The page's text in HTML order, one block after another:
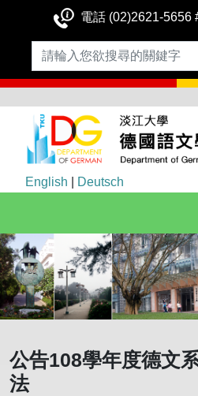
電話 (02)2621-5656
English Deutsch
公告108學年度德文
法